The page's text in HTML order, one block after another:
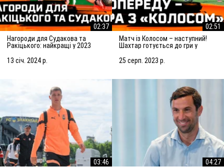
02:37
Нагороди для Судакова та
Ракіцького: найкращі у 2023
13 січ. 2024 р.
02:51
Матч із Колосом – наступний!
Шахтар готується до гри у
25 серп. 2023 р.
03:46
04:27